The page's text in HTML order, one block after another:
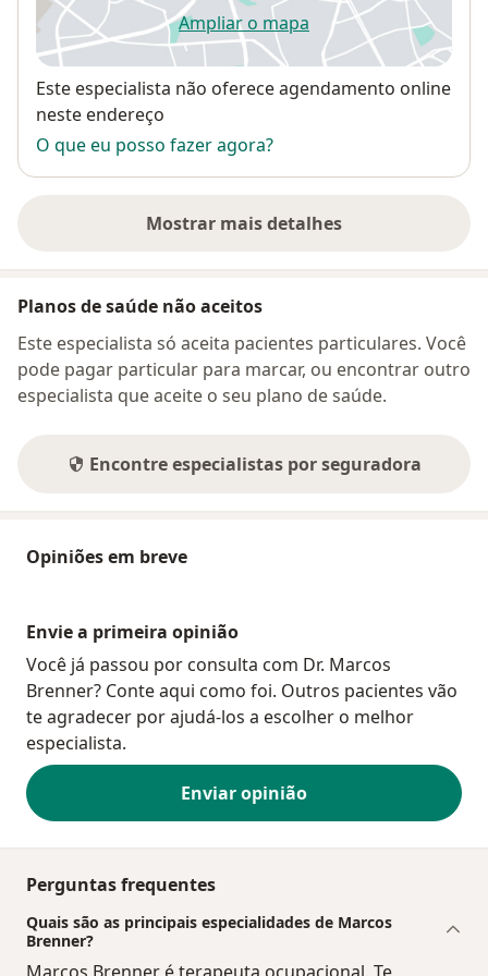
Ampliar o mapaabre num novo separador
Disponibilidade
Este especialista não oferece agendamento online
neste endereço
O que eu posso fazer agora?
Mostrar mais detalhes
sobre o endereço
Planos de saúde não aceitos
Este especialista só aceita pacientes particulares. Você
pode pagar particular para marcar, ou encontrar outro
especialista que aceite o seu plano de saúde.
Encontre especialistas por seguradora
Opiniões em breve
Envie a primeira opinião
Você já passou por consulta com Dr. Marcos
Brenner? Conte aqui como foi. Outros pacientes vão
te agradecer por ajudá-los a escolher o melhor
especialista.
Enviar opinião
Perguntas frequentes
Quais são as principais especialidades de Marcos
Brenner?